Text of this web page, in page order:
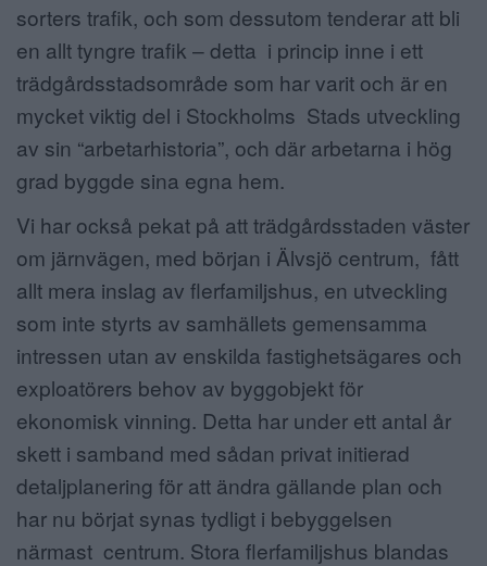
sorters trafik, och som dessutom tenderar att bli
en allt tyngre trafik – detta i princip inne i ett
trädgårdsstadsområde som har varit och är en
mycket viktig del i Stockholms Stads utveckling
av sin “arbetarhistoria”, och där arbetarna i hög
grad byggde sina egna hem.
Vi har också pekat på att trädgårdsstaden väster
om järnvägen, med början i Älvsjö centrum, fått
allt mera inslag av flerfamiljshus, en utveckling
som inte styrts av samhällets gemensamma
intressen utan av enskilda fastighetsägares och
exploatörers behov av byggobjekt för
ekonomisk vinning. Detta har under ett antal år
skett i samband med sådan privat initierad
detaljplanering för att ändra gällande plan och
har nu börjat synas tydligt i bebyggelsen
närmast centrum. Stora flerfamiljshus blandas